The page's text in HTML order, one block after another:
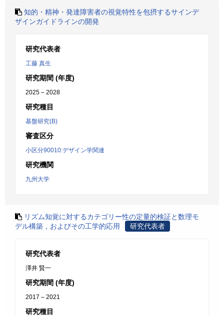
知的・精神・発達障害者の視覚特性を包摂するサインデ
ザインガイドラインの開発
研究代表者
工藤 真生
研究期間 (年度)
2025 – 2028
研究種目
基盤研究(B)
審査区分
小区分90010:デザイン学関連
研究機関
九州大学
リズム知覚に対するカテゴリー性の定量的検証と数理モ
デル構築，およびその工学的応用
研究代表者
研究代表者
澤井 賢一
研究期間 (年度)
2017 – 2021
研究種目